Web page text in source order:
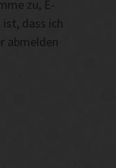
zu, E-
dass ich
abmelden